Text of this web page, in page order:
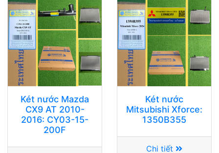
Két nước Mazda
CX9 AT 2010-
2016: CY03-15-
200F
Két nước
Mitsubishi Xforce:
1350B355
Chi tiết